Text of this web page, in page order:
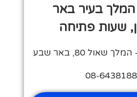
המלך בעיר באר
שעות פתיחה
שאול 80, באר שבע